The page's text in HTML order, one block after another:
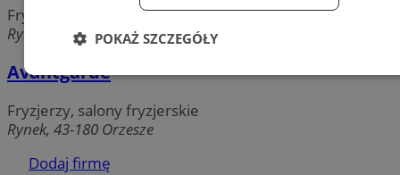
Fryzjerzy, salony fryzjerskie
Rynek 5, 43-180 Orzesze
Avantgarde
Fryzjerzy, salony fryzjerskie
Rynek, 43-180 Orzesze
Dodaj firmę
POKAŻ SZCZEGÓŁY
Niezbędne Wydajność Targetowanie